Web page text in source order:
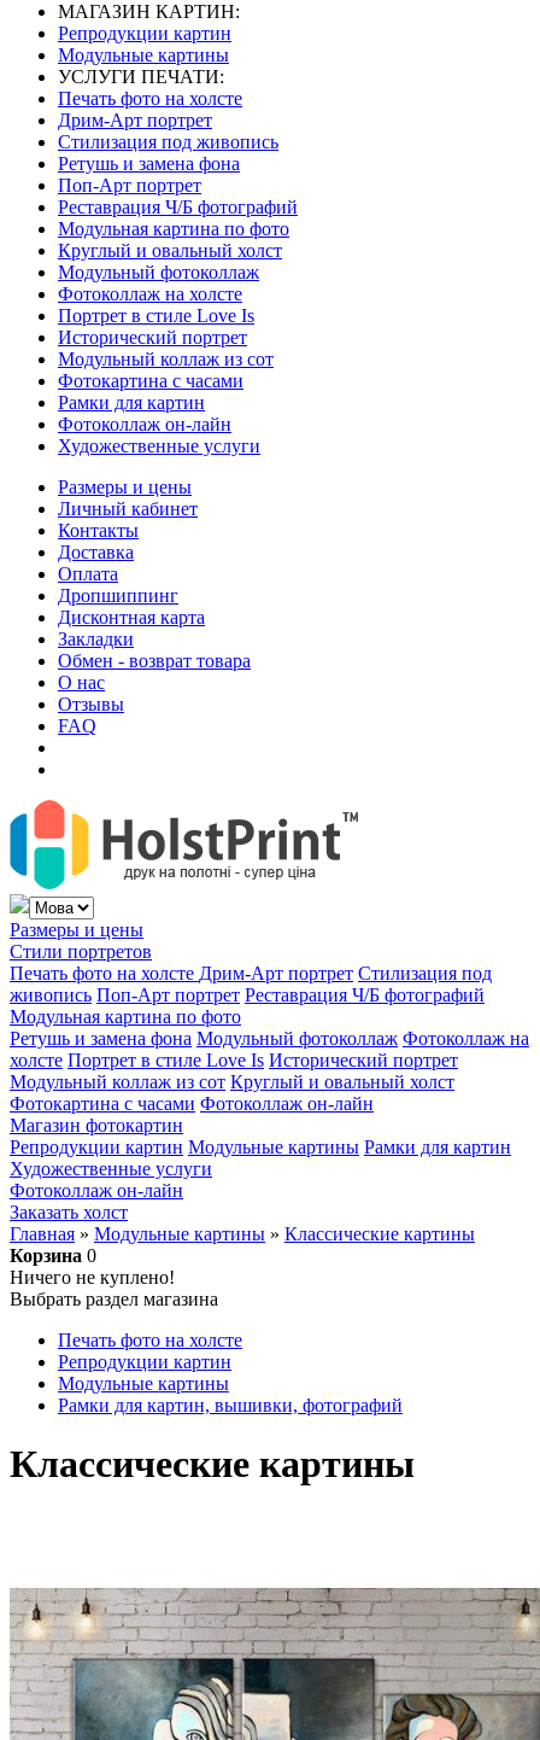
МАГАЗИН КАРТИН:
Репродукции картин
Модульные картины
УСЛУГИ ПЕЧАТИ:
Печать фото на холсте
Дрим-Арт портрет
Стилизация под живопись
Ретушь и замена фона
Поп-Арт портрет
Реставрация Ч/Б фотографий
Модульная картина по фото
Круглый и овальный холст
Модульный фотоколлаж
Фотоколлаж на холсте
Портрет в стиле Love Is
Исторический портрет
Модульный коллаж из сот
Фотокартина с часами
Рамки для картин
Фотоколлаж он-лайн
Художественные услуги
Размеры и цены
Личный кабинет
Контакты
Доставка
Оплата
Дропшиппинг
Дисконтная карта
Закладки
Обмен - возврат товара
О нас
Отзывы
FAQ
Размеры и цены
Стили портретов
Печать фото на холсте Дрим-Арт портрет Стилизация под
живопись Поп-Арт портрет Реставрация Ч/Б фотографий
Модульная картина по фото
Ретушь и замена фона Модульный фотоколлаж Фотоколлаж на
холсте Портрет в стиле Love Is Исторический портрет
Модульный коллаж из сот Круглый и овальный холст
Фотокартина с часами Фотоколлаж он-лайн
Магазин фотокартин
Репродукции картин Модульные картины Рамки для картин
Художественные услуги
Фотоколлаж он-лайн
Заказать холст
Главная » Модульные картины » Классические картины
Корзина 0
Ничего не куплено!
Выбрать раздел магазина
Печать фото на холсте
Репродукции картин
Модульные картины
Рамки для картин, вышивки, фотографий
Классические картины